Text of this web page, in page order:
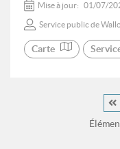
Mise à jour: 01/07/
Service public de
Carte